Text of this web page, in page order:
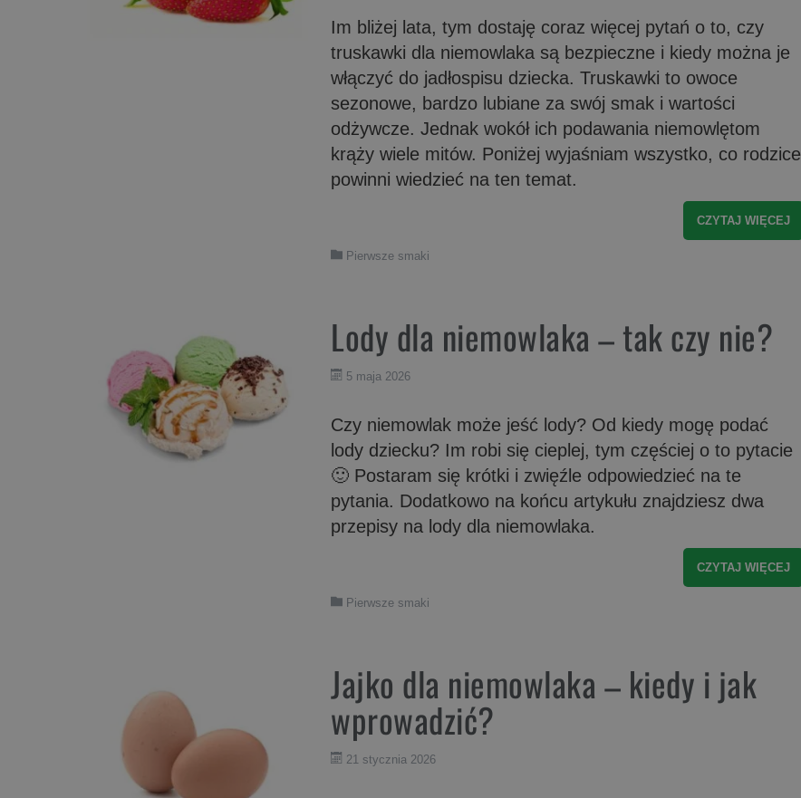
Im bliżej lata, tym dostaję coraz więcej pytań o to, czy
truskawki dla niemowlaka są bezpieczne i kiedy można je
włączyć do jadłospisu dziecka. Truskawki to owoce
sezonowe, bardzo lubiane za swój smak i wartości
odżywcze. Jednak wokół ich podawania niemowlętom
krąży wiele mitów. Poniżej wyjaśniam wszystko, co rodzice
powinni wiedzieć na ten temat.
CZYTAJ WIĘCEJ
Pierwsze smaki
Lody dla niemowlaka – tak czy nie?
5 maja 2026
Czy niemowlak może jeść lody? Od kiedy mogę podać
lody dziecku? Im robi się cieplej, tym częściej o to pytacie
🙂 Postaram się krótki i zwięźle odpowiedzieć na te
pytania. Dodatkowo na końcu artykułu znajdziesz dwa
przepisy na lody dla niemowlaka.
CZYTAJ WIĘCEJ
Pierwsze smaki
Jajko dla niemowlaka – kiedy i jak
wprowadzić?
21 stycznia 2026